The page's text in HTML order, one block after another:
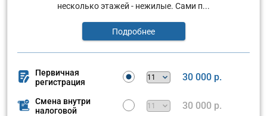
несколько этажей - нежилые. Сами п...
Подробнее
Первичная
регистрация
30 000 р.
Смена внутри
налоговой
30 000 р.